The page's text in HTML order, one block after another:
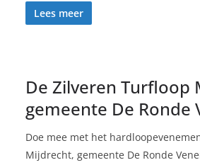
Lees meer
De Zilveren Turfloop
gemeente De Ronde
Doe mee met het
Mijdrecht, gemeente De Ronde